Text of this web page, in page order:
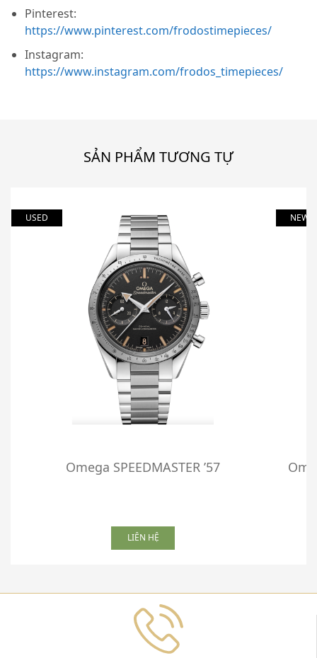
Pinterest:
https://www.pinterest.com/frodostimepieces/
Instagram:
https://www.instagram.com/frodos_timepieces/
SẢN PHẨM TƯƠNG TỰ
USED
Omega SPEEDMASTER ’57
LIÊN HỆ
NEW